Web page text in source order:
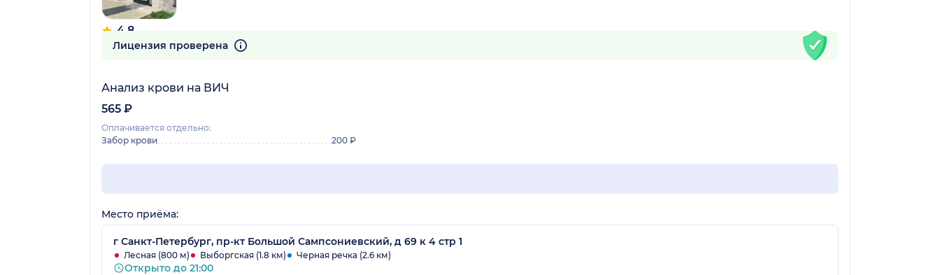
4.8
38 отзывов
Лицензия проверена
Анализ крови на ВИЧ
565 ₽
Оплачивается отдельно:
Забор крови
200 ₽
Место приёма:
г Санкт-Петербург, пр-кт Большой Сампсониевский, д 69 к 4 стр 1
Лесная (800 м) Выборгская (1.8 км) Черная речка (2.6 км)
Открыто до 21:00